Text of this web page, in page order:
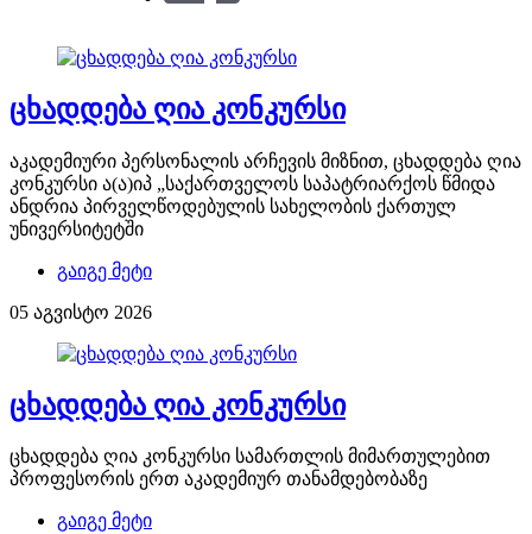
ცხადდება ღია კონკურსი
აკადემიური პერსონალის არჩევის მიზნით, ცხადდება ღია
კონკურსი ა(ა)იპ „საქართველოს საპატრიარქოს წმიდა
ანდრია პირველწოდებულის სახელობის ქართულ
უნივერსიტეტში
გაიგე მეტი
05 აგვისტო 2026
ცხადდება ღია კონკურსი
ცხადდება ღია კონკურსი სამართლის მიმართულებით
პროფესორის ერთ აკადემიურ თანამდებობაზე
გაიგე მეტი